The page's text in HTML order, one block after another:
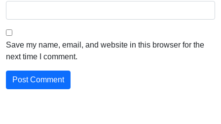
Save my name, email, and website in this browser for the
next time I comment.